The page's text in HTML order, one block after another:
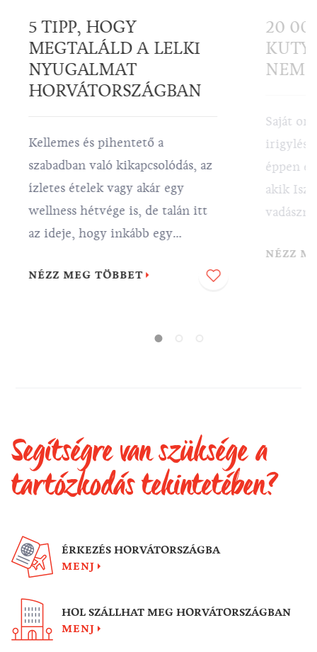
5 TIPP, HOGY
MEGTALÁLD A LELKI
NYUGALMAT
HORVÁTORSZÁGBAN
Kellemes és pihentető a
szabadban való kikapcsolódás, az
ízletes ételek vagy akár egy
wellness hétvége is, de talán itt
az ideje, hogy inkább egy
Jöjjön el és találja meg a valódi
NÉZZ MEG TÖBBET
20
NEM
Saját
éppen
akik
világon,
NÉZZ
Segítségre van szüksége a
tartózkodás tekintetében?
ÉRKEZÉS HORVÁTORSZÁGBA
MENJ
HOL SZÁLLHAT MEG HORVÁTORSZÁGBAN
MENJ